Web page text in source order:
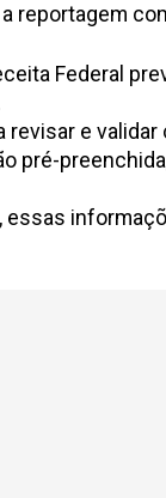
reportagem
Federal
e
pré-